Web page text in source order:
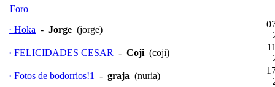
Foro
· Hoka - Jorge (jorge)
· FELICIDADES CESAR - Coji (coji)
· Fotos de bodorrios!1
- graja (nuria)